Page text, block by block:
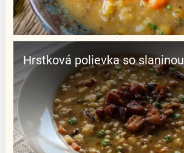
Hrstková polievka so slaninou